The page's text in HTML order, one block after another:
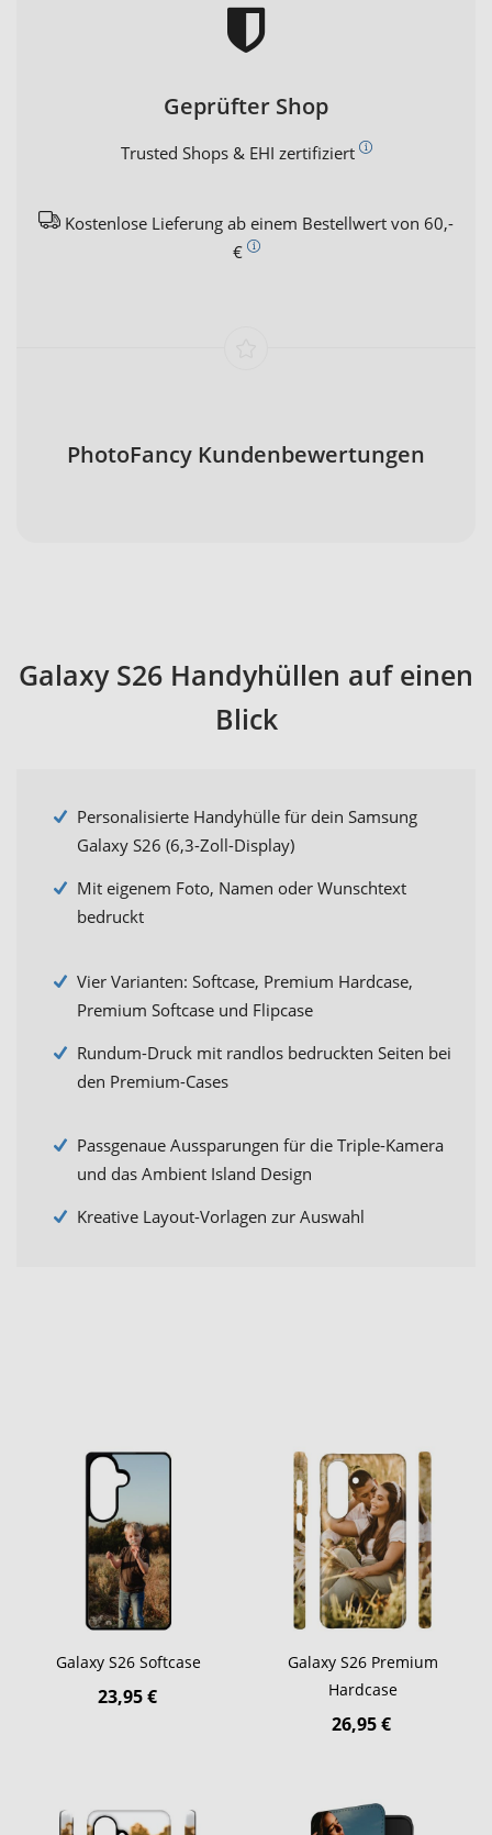
Geprüfter Shop
Trusted Shops & EHI zertifiziert
Kostenlose Lieferung ab einem Bestellwert von 60,-
€
PhotoFancy Kundenbewertungen
Galaxy S26 Handyhüllen auf einen
Blick
Personalisierte Handyhülle für dein Samsung
Galaxy S26 (6,3-Zoll-Display)
Mit eigenem Foto, Namen oder Wunschtext
bedruckt
Vier Varianten: Softcase, Premium Hardcase,
Premium Softcase und Flipcase
Rundum-Druck mit randlos bedruckten Seiten bei
den Premium-Cases
Passgenaue Aussparungen für die Triple-Kamera
und das Ambient Island Design
Kreative Layout-Vorlagen zur Auswahl
Galaxy S26 Softcase
23,95 €
Galaxy S26 Premium
Hardcase
26,95 €